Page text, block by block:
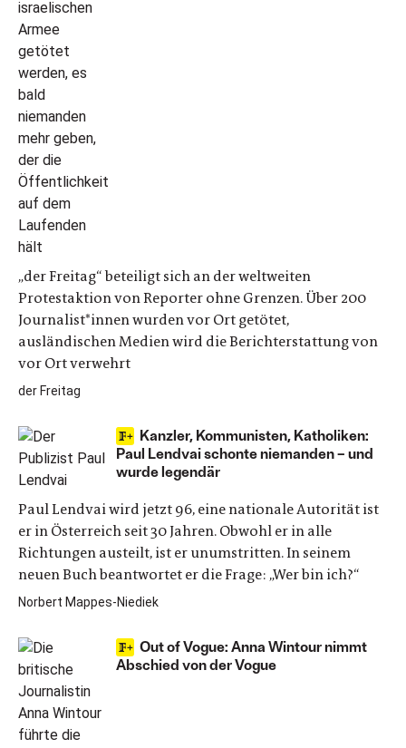
„der Freitag“ beteiligt sich an der weltweiten
Protestaktion von Reporter ohne Grenzen. Über 200
Journalist*innen wurden vor Ort getötet,
ausländischen Medien wird die Berichterstattung von
vor Ort verwehrt
der Freitag
Kanzler, Kommunisten, Katholiken:
Paul Lendvai schonte niemanden – und
wurde legendär
Paul Lendvai wird jetzt 96, eine nationale Autorität ist
er in Österreich seit 30 Jahren. Obwohl er in alle
Richtungen austeilt, ist er unumstritten. In seinem
neuen Buch beantwortet er die Frage: „Wer bin ich?“
Norbert Mappes-Niediek
Out of Vogue: Anna Wintour nimmt
Abschied von der Vogue